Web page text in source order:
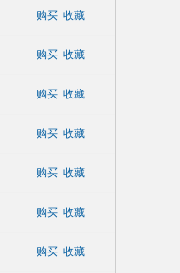
购买 收藏
购买 收藏
购买 收藏
购买 收藏
购买 收藏
购买 收藏
购买 收藏